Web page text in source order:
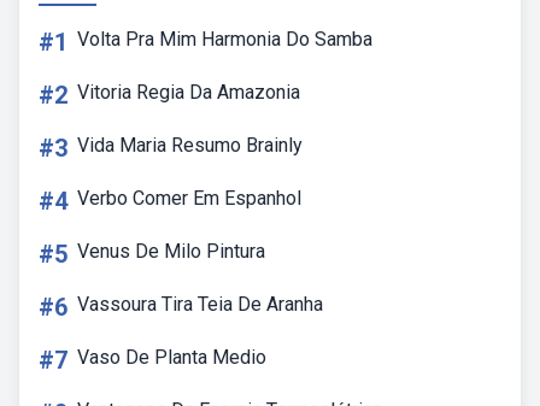
#1 Volta Pra Mim Harmonia Do Samba
#2 Vitoria Regia Da Amazonia
#3 Vida Maria Resumo Brainly
#4 Verbo Comer Em Espanhol
#5 Venus De Milo Pintura
#6 Vassoura Tira Teia De Aranha
#7 Vaso De Planta Medio